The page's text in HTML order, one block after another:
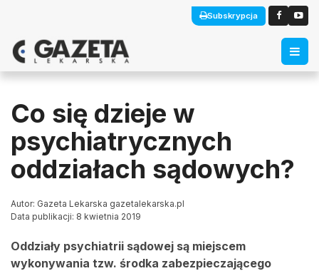
Subskrypcja
Co się dzieje w
psychiatrycznych
oddziałach sądowych?
Autor: Gazeta Lekarska gazetalekarska.pl
Data publikacji: 8 kwietnia 2019
Oddziały psychiatrii sądowej są miejscem
wykonywania tzw. środka zabezpieczającego